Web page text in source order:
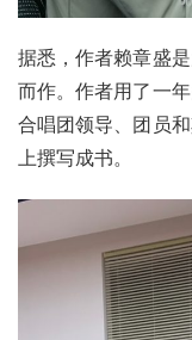
据悉，作者赖章盛
而作。作者用了一
合唱团领导、团员
上撰写成书。